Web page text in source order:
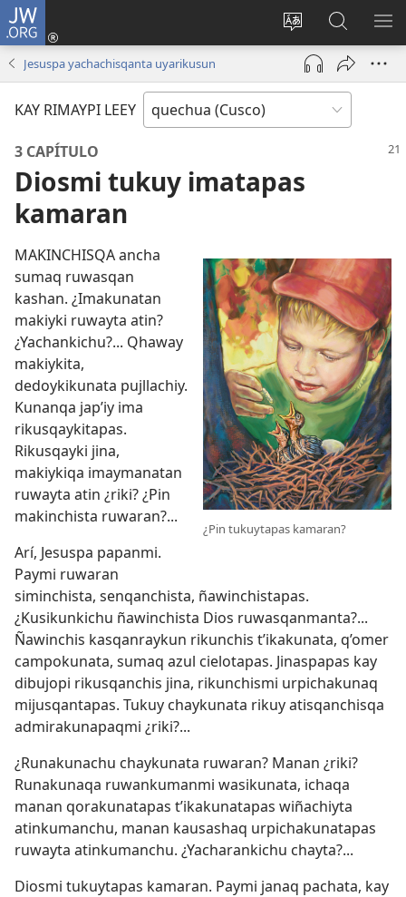
JW.ORG
Direccionpi
akllay
Sutiykiwan
jaykuy
(abre
nueva
JW.ORG
nisqapi
maskhay
Jesuspa yachachisqanta uyarikusun
KAY RIMAYPI LEEY
3 CAPÍTULO
Diosmi tukuy imatapas
kamaran
¿Pin tukuytapas kamaran?
MAKINCHISQA ancha
sumaq ruwasqan
kashan. ¿Imakunatan
makiyki ruwayta atin?
¿Yachankichu?... Qhaway
makiykita,
dedoykikunata pujllachiy.
Kunanqa jap’iy ima
rikusqaykitapas.
Rikusqayki jina,
makiykiqa imaymanatan
ruwayta atin ¿riki? ¿Pin
makinchista ruwaran?...
Arí, Jesuspa papanmi.
Paymi ruwaran
siminchista, senqanchista, ñawinchistapas.
¿Kusikunkichu ñawinchista Dios ruwasqanmanta?...
Ñawinchis kasqanraykun rikunchis t’ikakunata, q’omer
campokunata, sumaq azul cielotapas. Jinaspapas kay
dibujopi rikusqanchis jina, rikunchismi urpichakunaq
mijusqantapas. Tukuy chaykunata rikuy atisqanchisqa
admirakunapaqmi ¿riki?...
¿Runakunachu chaykunata ruwaran? Manan ¿riki?
Runakunaqa ruwankumanmi wasikunata, ichaqa
manan qorakunatapas t’ikakunatapas wiñachiyta
atinkumanchu, manan kausashaq urpichakunatapas
ruwayta atinkumanchu. ¿Yacharankichu chayta?...
Diosmi tukuytapas kamaran. Paymi janaq pachata, kay